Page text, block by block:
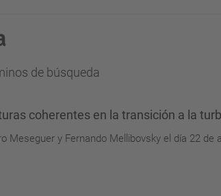
de búsqueda
coherentes en la transición a la
Meseguer y Fernando Mellibovsky el día 22 de